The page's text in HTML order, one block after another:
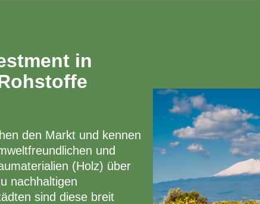
in
den Markt und kennen
und
(Holz) über
nachhaltigen
sind diese breit